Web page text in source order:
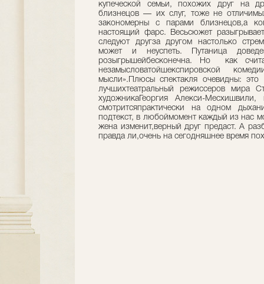
купеческой семьи, похожих друг на
близнецов — их слуг, тоже не
закономерны с парами близнецов,а
настоящий фарс. Весьсюжет
следуют другза другом настолько
может и неуспеть. Путаница
розыгрышейбесконечна. Но как
незамысловатойшекспировской
мысли».Плюсы спектакля очевидны: это
лучшихтеатральный режиссеров мира
художникаГеоргия Алекси-
смотритсяпрактически на одном
подтекст, в любоймомент каждый из нас
жена изменит,верный друг предаст. А
правда ли,очень на сегодняшнее время